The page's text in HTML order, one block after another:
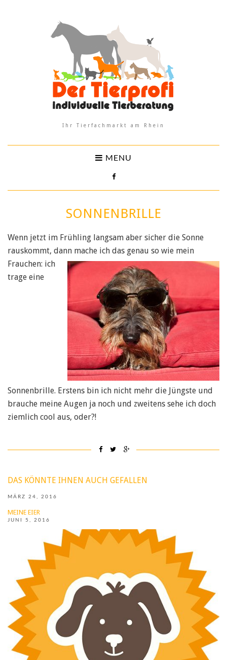
Ihr Tierfachmarkt am Rhein
MENU
SONNENBRILLE
Wenn jetzt im Frühling langsam aber sicher die Sonne
rauskommt, dann mache ich das genau so wie mein
Frauchen: ich
trage eine
Sonnenbrille. Erstens bin ich nicht mehr die Jüngste und
brauche meine Augen ja noch und zweitens sehe ich doch
ziemlich cool aus, oder?!
DAS KÖNNTE IHNEN AUCH GEFALLEN
MÄRZ 24, 2016
MEINE EIER
JUNI 5, 2016